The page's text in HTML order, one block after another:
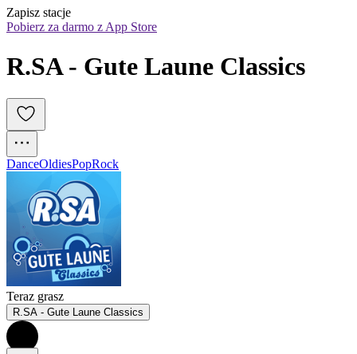
Zapisz stacje
Pobierz za darmo z App Store
R.SA - Gute Laune Classics
DanceOldiesPopRock
Teraz grasz
R.SA - Gute Laune Classics